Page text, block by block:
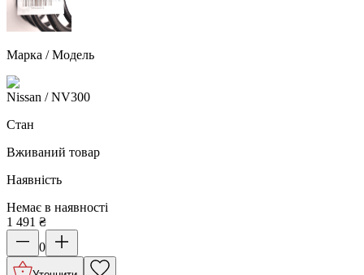
Марка / Модель
Nissan / NV300
Стан
Вживаний товар
Наявність
Немає в наявності
1 491 ₴
0